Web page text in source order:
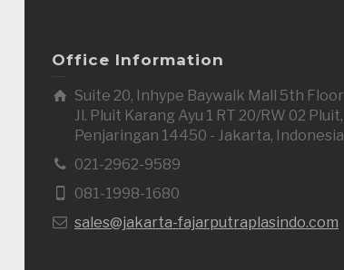
Office Information
Suite 20, Inhype Baywalk Mall 5th Floor
Jl. Pluit Karang Ayu 1 RT 20/RW 02 Pluit,
Penjaringan 14450 - Jakarta, Indonesia
021-2962-9589
081-1998-1680
sales@jakarta-fajarputraplasindo.com